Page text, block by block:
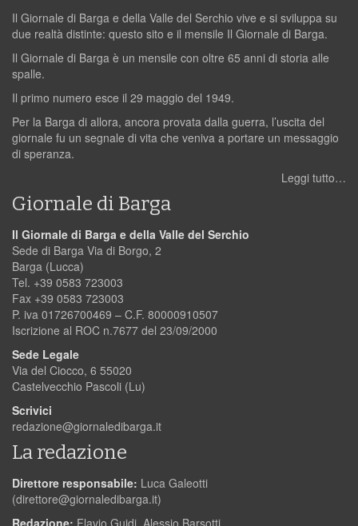
Il Giornale di Barga e della Valle del Serchio vive e si sviluppa su
due realtà distinte: questo sito e il mensile Il Giornale di Barga.
Il Giornale di Barga è un mensile con oltre 65 anni di storia alle
spalle.
Il primo numero esce il 29 maggio del 1949.
Per la Barga di allora, ancora provata dalla guerra, l’uscita del
giornale fu un segnale di vita che veniva a portare un messaggio
di speranza.
Leggi tutto…
Giornale di Barga
Il Giornale di Barga e della Valle del Serchio
Sede di Barga Via di Borgo, 2
Barga (Lucca)
Tel. +39 0583 723003
Fax +39 0583 723003
P. iva 01726700469 – C.F. 80000910507
Iscrizione al ROC n.7677 del 23/09/2000
Sede Legale
Via del Ciocco, 6 55020
Castelvecchio Pascoli (Lu)
Scrivici
redazione@giornaledibarga.it
La redazione
Direttore responsabile: Luca Galeotti
(direttore@giornaledibarga.it)
Redazione: Flavio Guidi, Alessio Barsotti,